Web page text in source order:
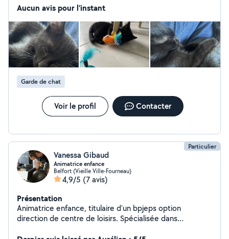
Aucun avis pour l'instant
Garde de chat
Voir le profil Contacter
Particulier
Vanessa Gibaud
Animatrice enfance
Belfort (Vieille Ville-Fourneau)
4,9/5 (7 avis)
Présentation
Animatrice enfance, titulaire d'un bpjeps option
direction de centre de loisirs. Spécialisée dans